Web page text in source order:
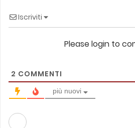
Iscriviti
Please login to
2 COMMENTI
più nuovi